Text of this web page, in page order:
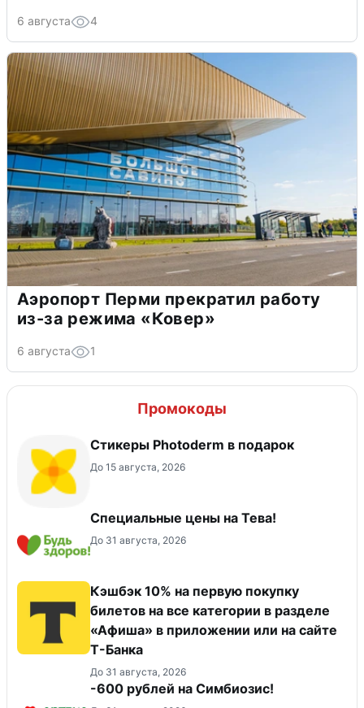
6 августа 4
Аэропорт Перми прекратил работу
из-за режима «Ковер»
6 августа 1
Промокоды
Стикеры Photoderm в подарок
До 15 августа, 2026
Специальные цены на Тева!
До 31 августа, 2026
Кэшбэк 10% на первую покупку
билетов на все категории в разделе
«Афиша» в приложении или на сайте
Т-Банка
До 31 августа, 2026
-600 рублей на Симбиозис!